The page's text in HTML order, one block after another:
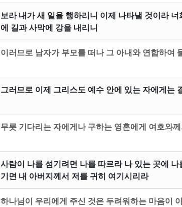
보라 내가 새 일을 행하리니 이제 나타낼 것이라
에 길과 사막에 강을 내리니
이러므로 남자가 부모를 떠나 그 아내와 연합하여
그러므로 이제 그리스도 예수 안에 있는 자에게는
무릇 기다리는 자에게나 구하는 영혼에게 여호와
사람이 나를 섬기려면 나를 따르라 나 있는 곳에
기면 내 아버지께서 저를 귀히 여기시리라
하나님이 우리에게 주신 것은 두려워하는 마음이